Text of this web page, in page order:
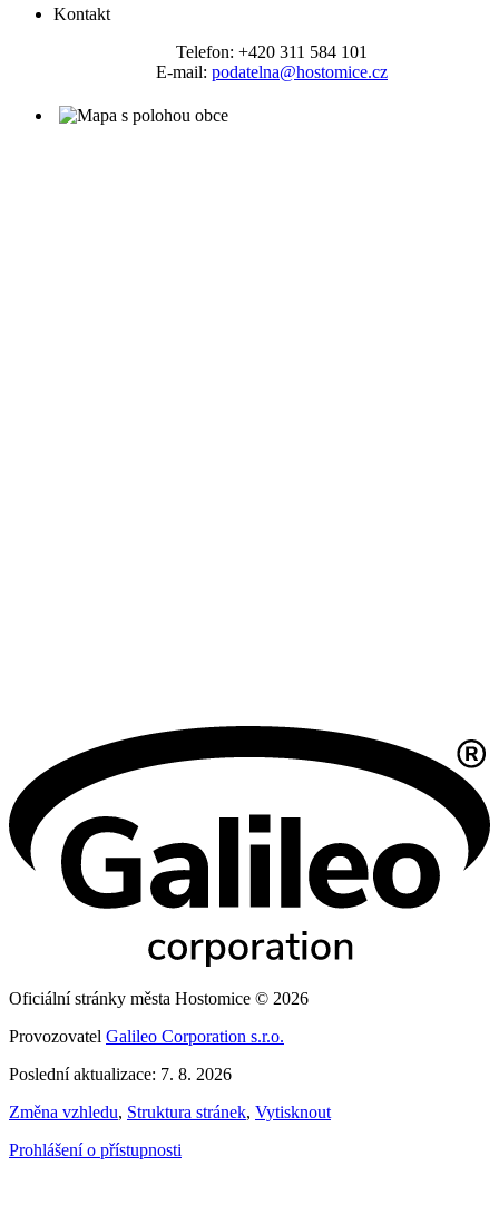
Kontakt
Telefon: +420 311 584 101
E-mail: podatelna@hostomice.cz
Oficiální stránky města Hostomice © 2026
Provozovatel Galileo Corporation s.r.o.
Poslední aktualizace: 7. 8. 2026
Změna vzhledu, Struktura stránek, Vytisknout
Prohlášení o přístupnosti